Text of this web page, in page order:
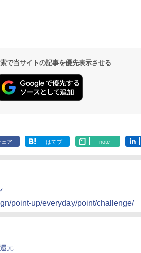
で当サイトの記事を優先表示させる
ェア はてブ note
point-up/everyday/point/challenge/
元